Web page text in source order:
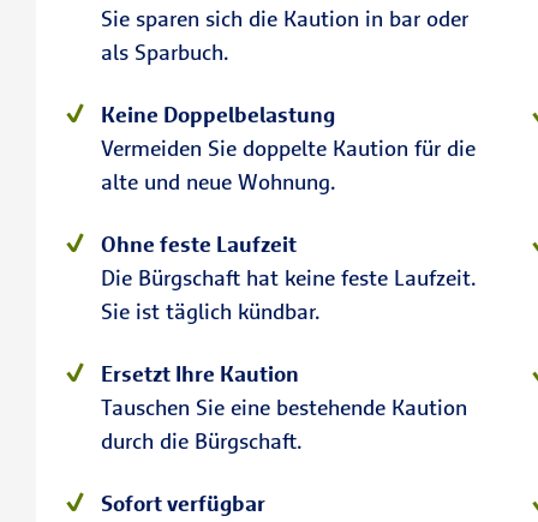
Sie sparen sich die Kaution in bar oder
als Sparbuch.
Keine Doppelbelastung
Vermeiden Sie doppelte Kaution für die
alte und neue Wohnung.
Ohne feste Laufzeit
Die Bürgschaft hat keine feste Laufzeit.
Sie ist täglich kündbar.
Ersetzt Ihre Kaution
Tauschen Sie eine bestehende Kaution
durch die Bürgschaft.
Sofort verfügbar